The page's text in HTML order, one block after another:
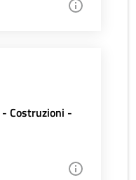
Costruzioni -